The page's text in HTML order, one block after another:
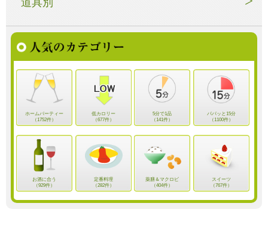
ホームパーティー
（1752件）
低カロリー
（677件）
5分で1品
（141件）
パパッと15分
（1100件）
お酒に合う
（929件）
定番料理
（282件）
薬膳＆マクロビ
（404件）
スイーツ
（767件）